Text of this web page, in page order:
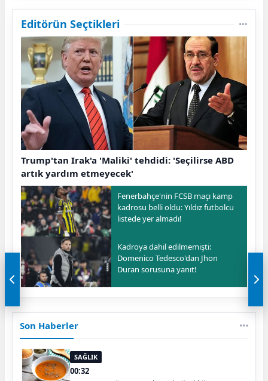
Editörün Seçtikleri
Trump'tan Irak'a 'Maliki' tehdidi: 'Seçilirse ABD
artık yardım etmeyecek'
Fenerbahçe'nin FCSB maçı kamp
kadrosu belli oldu: Yıldız futbolcu
listede yer almadı!
Kadroya dahil edilmemişti:
Domenico Tedesco'dan Jhon
Duran sorusuna yanıt!
Son Haberler
SAĞLIK
00:32